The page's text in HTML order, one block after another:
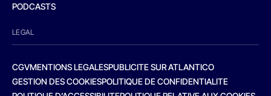
PODCASTS
LEGAL
CGVMENTIONS LEGALESPUBLICITE SUR ATLANTICO
GESTION DES COOKIESPOLITIQUE DE CONFIDENTIALITE